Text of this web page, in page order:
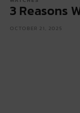
3 Reasons
OCTOBER 21, 2025